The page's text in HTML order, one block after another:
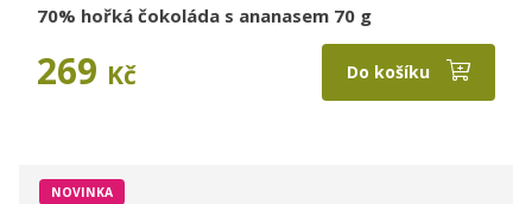
70% hořká čokoláda s ananasem 70 g
269 Kč Do košíku
NOVINKA